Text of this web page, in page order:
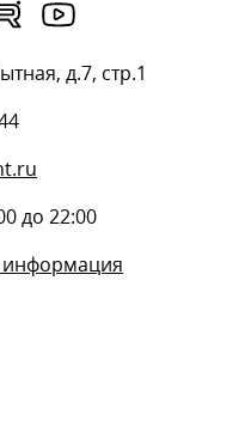
д.7, стр.1
до 22:00
информация